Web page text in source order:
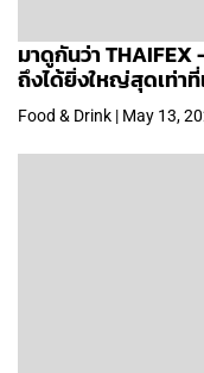
มาดูกันว่า
ถึงได้ยิ่งใหญ่สุดเท่า
Food & Drink | May 13,